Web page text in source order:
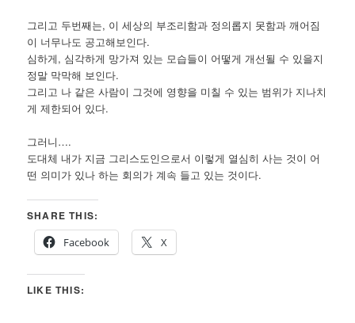
그리고 두번째는, 이 세상의 부조리함과 정의롭지 못함과 깨어짐
이 너무나도 공고해보인다.
심하게, 심각하게 망가져 있는 모습들이 어떻게 개선될 수 있을지
정말 막막해 보인다.
그리고 나 같은 사람이 그것에 영향을 미칠 수 있는 범위가 지나치
게 제한되어 있다.
그러니….
도대체 내가 지금 그리스도인으로서 이렇게 열심히 사는 것이 어
떤 의미가 있나 하는 회의가 계속 들고 있는 것이다.
SHARE THIS:
Facebook
X
LIKE THIS: